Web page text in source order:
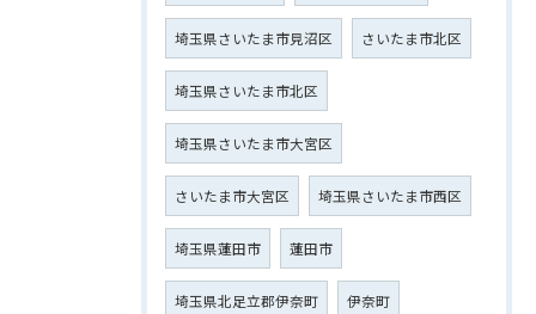
埼玉県さいたま市見沼区 さいたま市北区
埼玉県さいたま市北区
埼玉県さいたま市大宮区
さいたま市大宮区 埼玉県さいたま市西区
埼玉県蓮田市 蓮田市
埼玉県北足立郡伊奈町 伊奈町